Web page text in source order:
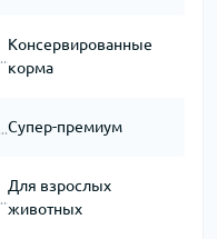
Консервированные
корма
Супер-премиум
Для взрослых
животных